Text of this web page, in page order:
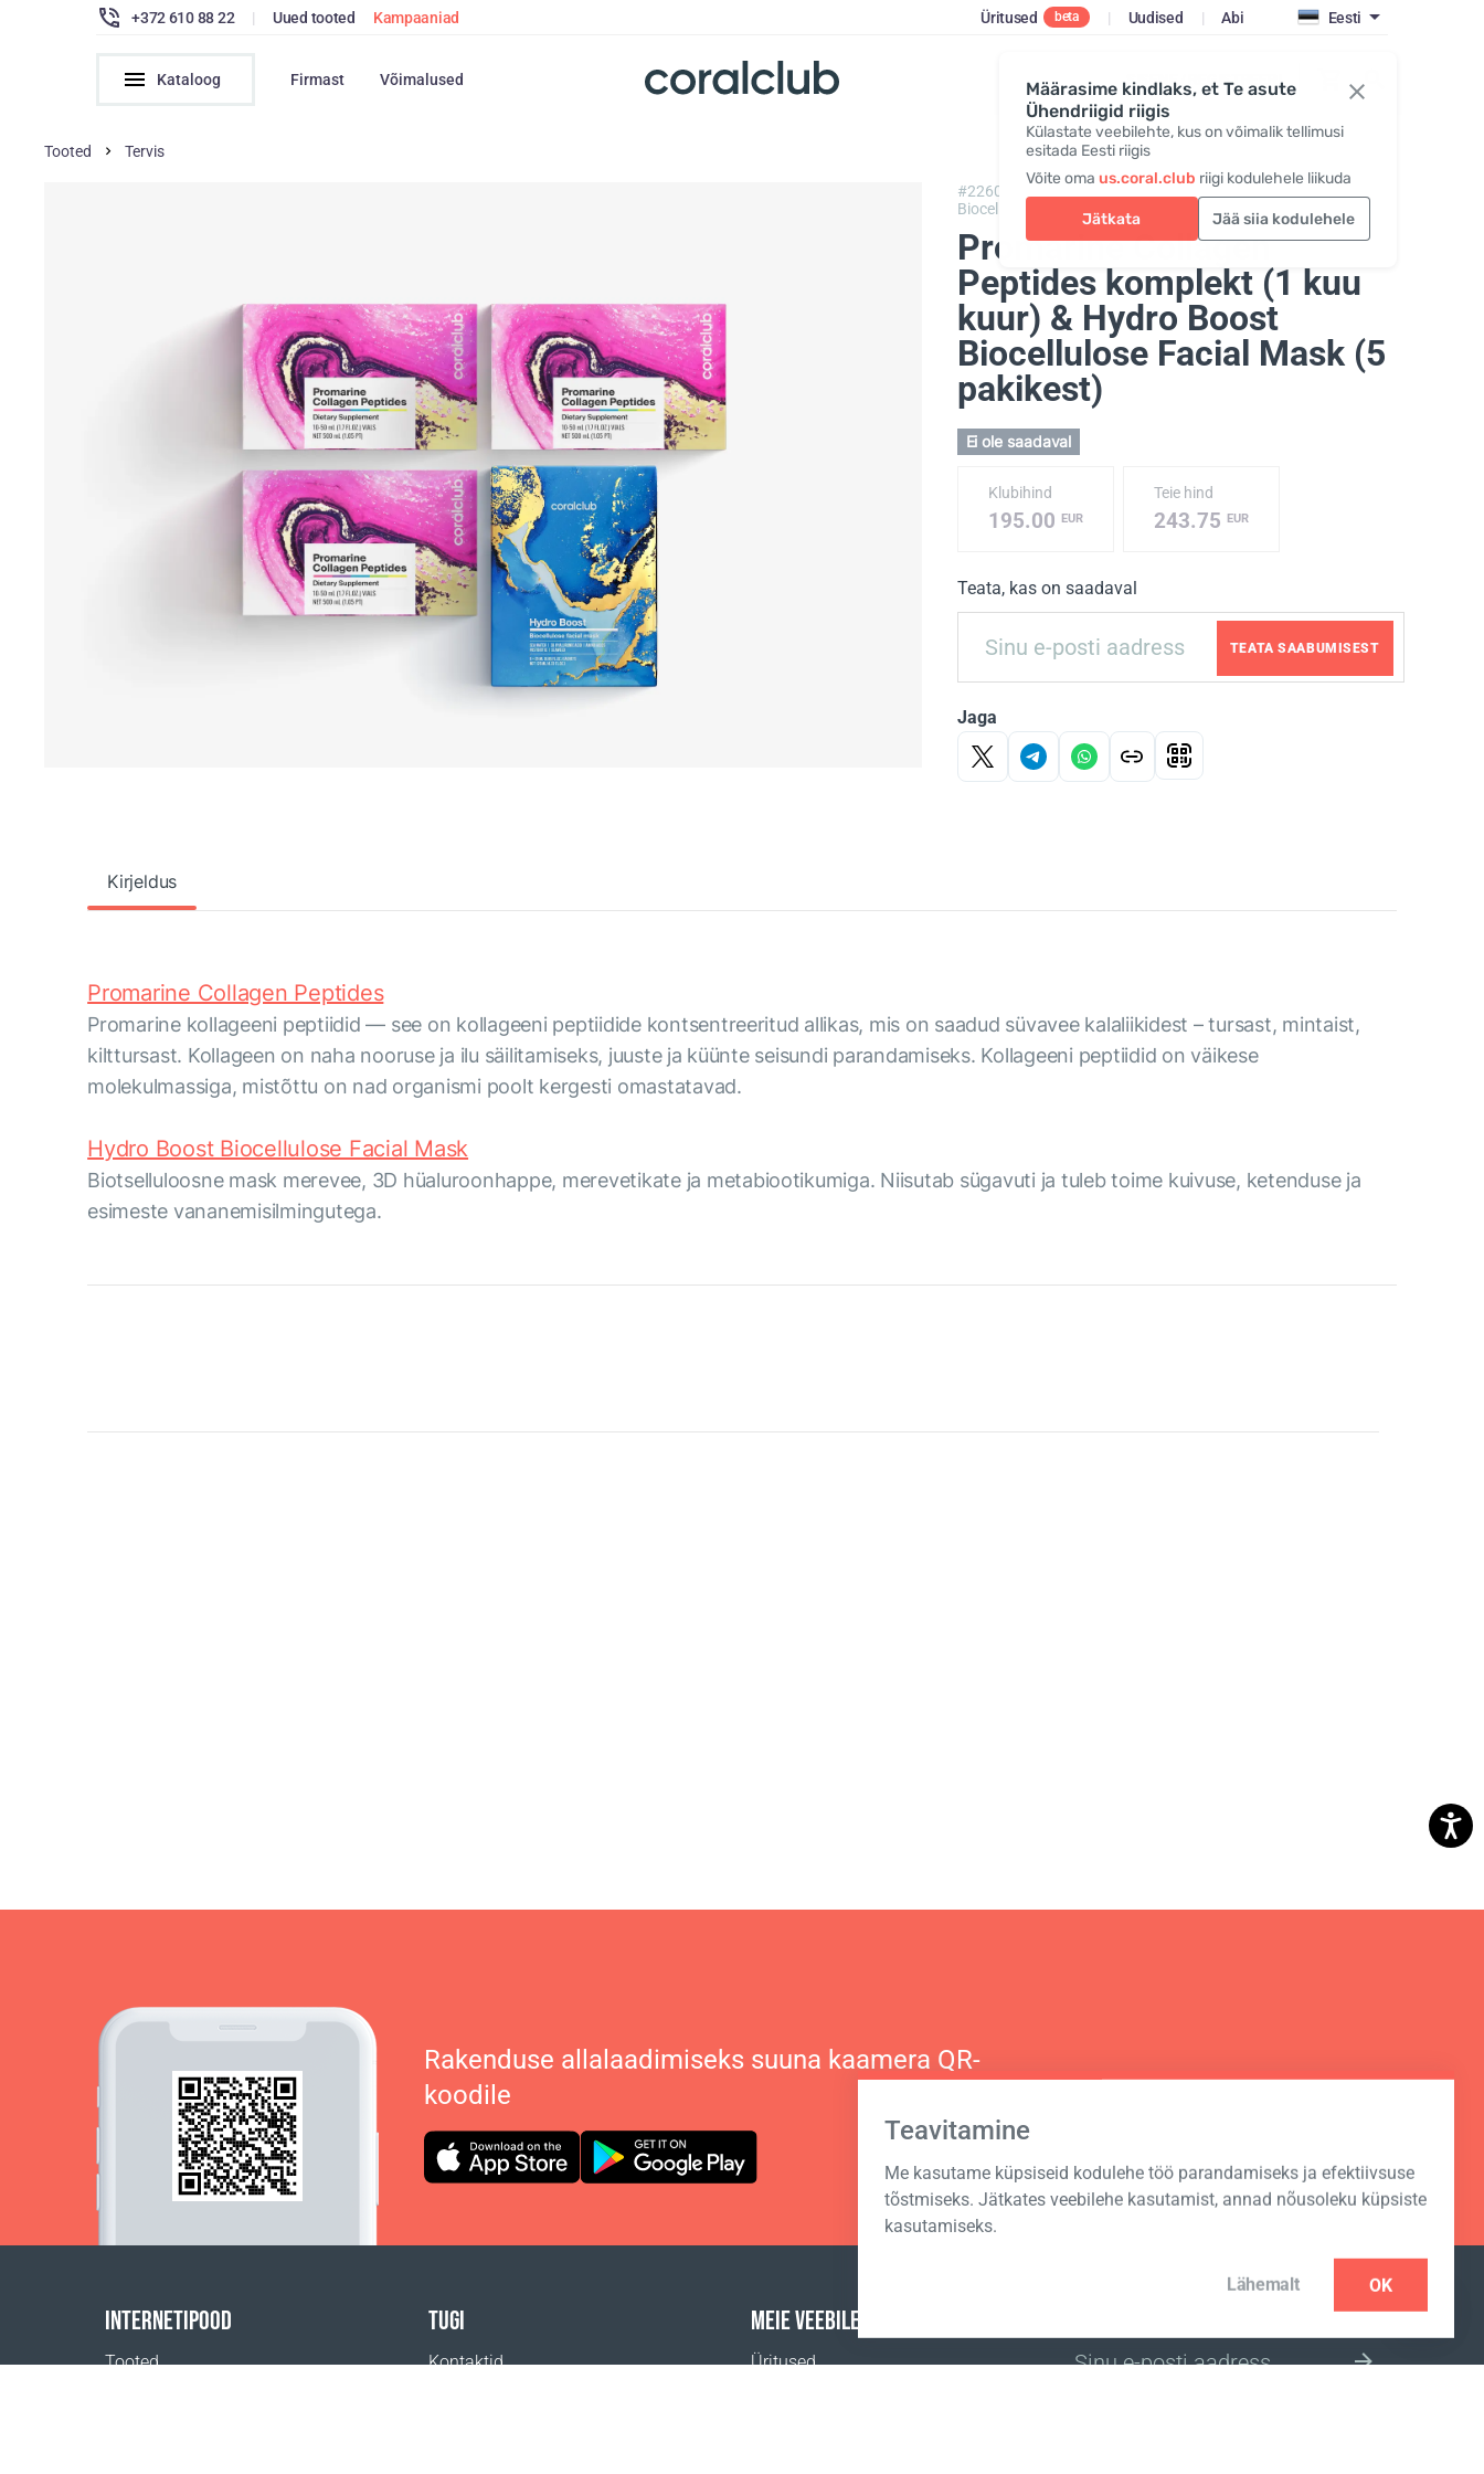
Määrasime kindlaks, et Te asute
Ühendriigid riigis
Külastate veebilehte, kus on võimalik tellimusi
esitada Eesti riigis
Võite oma us.coral.club riigi kodulehele liikuda
Jätkata Jää siia kodulehele
+372 610 88 22 | Uued tooted Kampaaniad Üritused beta | Uudised | Abi Eesti
Kataloog Firmast Võimalused SISENE / REGISTREERI
Tooted Tervis
#22600302,
Promarine Collagen Peptides + Hydro Boost
Biocellulose facial mask
Promarine Collagen
Peptides komplekt (1 kuu
kuur) & Hydro Boost
Biocellulose Facial Mask (5
pakikest)
Ei ole saadaval
Klubihind
195.00 EUR
Teie hind
243.75 EUR
Teata, kas on saadaval
TEATA SAABUMISEST
Jaga
Kirjeldus
Promarine Collagen Peptides
Promarine kollageeni peptiidid — see on kollageeni peptiidide kontsentreeritud allikas, mis on saadud süvavee kalaliikidest – tursast, mintaist,
kilttursast. Kollageen on naha nooruse ja ilu säilitamiseks, juuste ja küünte seisundi parandamiseks. Kollageeni peptiidid on väikese
molekulmassiga, mistõttu on nad organismi poolt kergesti omastatavad.
Hydro Boost Biocellulose Facial Mask
Biotselluloosne mask merevee, 3D hüaluroonhappe, merevetikate ja metabiootikumiga. Niisutab sügavuti ja tuleb toime kuivuse, ketenduse ja
esimeste vananemisilmingutega.
Teavitamine
Me kasutame küpsiseid kodulehe töö parandamiseks ja efektiivsuse
tõstmiseks. Jätkates veebilehe kasutamist, annad nõusoleku küpsiste
kasutamiseks.
Lähemalt OK
Rakenduse allalaadimiseks suuna kaamera QR-
koodile
INTERNETIPOOD
Tooted
TUGI
Kontaktid
MEIE VEEBILEHED
Üritused